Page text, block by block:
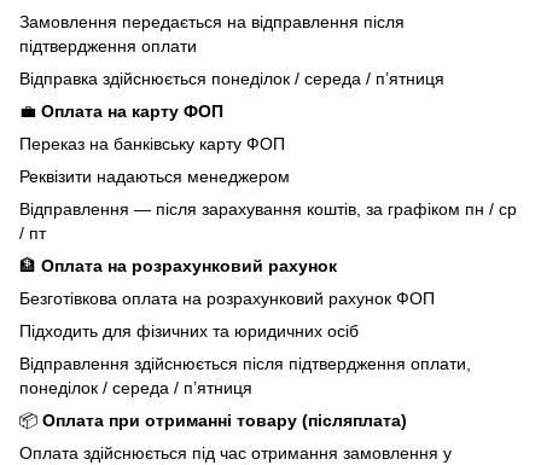
Замовлення передається на відправлення після
підтвердження оплати
Відправка здійснюється понеділок / середа / п’ятниця
💼 Оплата на карту ФОП
Переказ на банківську карту ФОП
Реквізити надаються менеджером
Відправлення — після зарахування коштів, за графіком пн / ср
/ пт
🏦 Оплата на розрахунковий рахунок
Безготівкова оплата на розрахунковий рахунок ФОП
Підходить для фізичних та юридичних осіб
Відправлення здійснюється після підтвердження оплати,
понеділок / середа / п’ятниця
📦 Оплата при отриманні товару (післяплата)
Оплата здійснюється під час отримання замовлення у